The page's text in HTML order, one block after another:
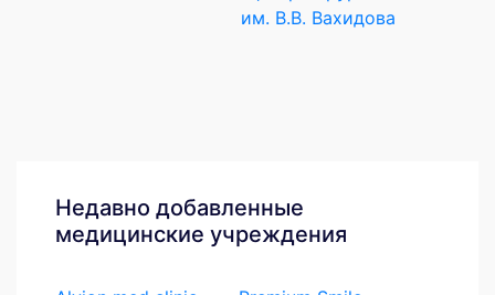
им. В.В. Вахидова
Недавно добавленные
медицинские учреждения